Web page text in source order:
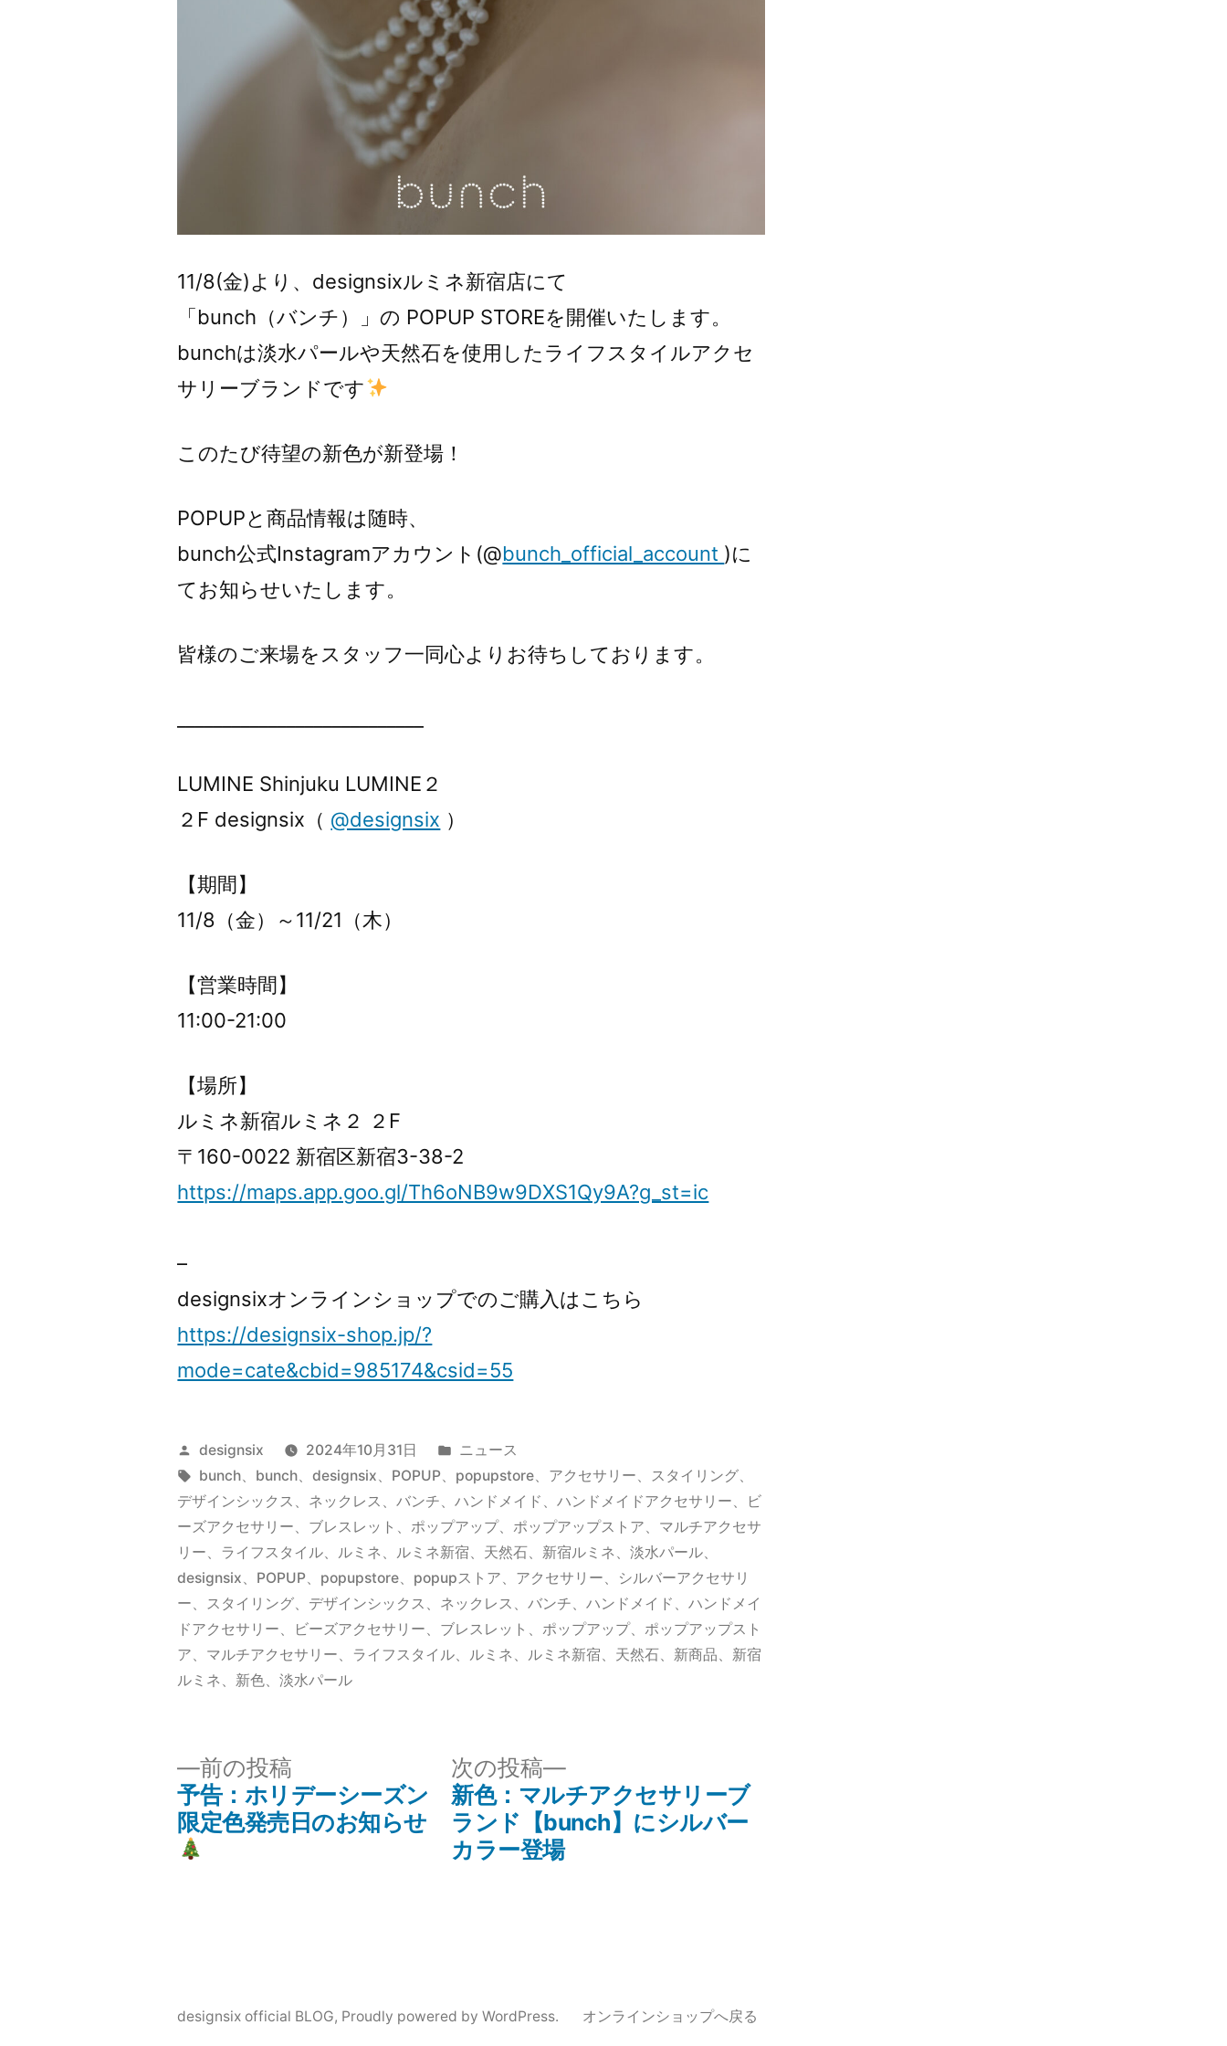
11/8(金)より、designsixルミネ新宿店にて
「bunch（バンチ）」の POPUP STOREを開催いたします。
bunchは淡水パールや天然石を使用したライフスタイルアクセ
サリーブランドです
このたび待望の新色が新登場！
POPUPと商品情報は随時、
bunch公式Instagramアカウント(@bunch_official_account )に
てお知らせいたします。
皆様のご来場をスタッフ一同心よりお待ちしております。
LUMINE Shinjuku LUMINE２
２F designsix（ @designsix ）
【期間】
11/8（金）～11/21（木）
【営業時間】
11:00-21:00
【場所】
ルミネ新宿ルミネ２ ２F
〒160-0022 新宿区新宿3-38-2
https://maps.app.goo.gl/Th6oNB9w9DXS1Qy9A?g_st=ic
–
designsixオンラインショップでのご購入はこちら
https://designsix-shop.jp/?
mode=cate&cbid=985174&csid=55
投
稿
者:
designsix 2024年10月31日
カ
テ
ゴ
リ
ー:
ニュース
タ
グ:
bunch
bunch、designsix、POPUP、popupstore、アクセサリー、スタイリング、
デザインシックス、ネックレス、バンチ、ハンドメイド、ハンドメイドアクセサリー、ビ
ーズアクセサリー、ブレスレット、ポップアップ、ポップアップストア、マルチアクセサ
リー、ライフスタイル、ルミネ、ルミネ新宿、天然石、新宿ルミネ、淡水パール
designsix
POPUP popupstore popupストア アクセサリー
シルバーアクセサリ
ー
スタイリング デザインシックス ネックレス 、バンチ 、ハンドメイド 、ハンドメイ
ドアクセサリー
ビーズアクセサリー ブレスレット ポップアップ、 ポップアップスト
ア
マルチアクセサリー ライフスタイル ルミネ ルミネ新宿 天然石 新商品
新宿
ルミネ
新色 、淡水パール
前の投稿
の
投
予告：ホリデーシーズン
限定色発売日のお知らせ
次の投稿
次
の
投
稿:
新色：マルチアクセサリーブ
ランド【bunch】にシルバー
カラー登場
designsix official BLOG, Proudly powered by WordPress. オンラインショップへ戻る